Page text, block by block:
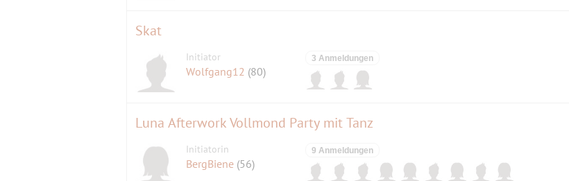
Skat
Initiator
Wolfgang12 (80)
3 Anmeldungen
Luna Afterwork Vollmond Party mit Tanz
Initiatorin
BergBiene (56)
9 Anmeldungen